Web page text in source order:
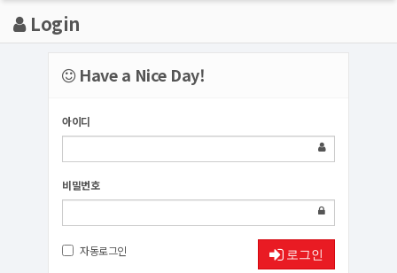
Login
Have a Nice Day!
아이디
비밀번호
자동로그인 로그인